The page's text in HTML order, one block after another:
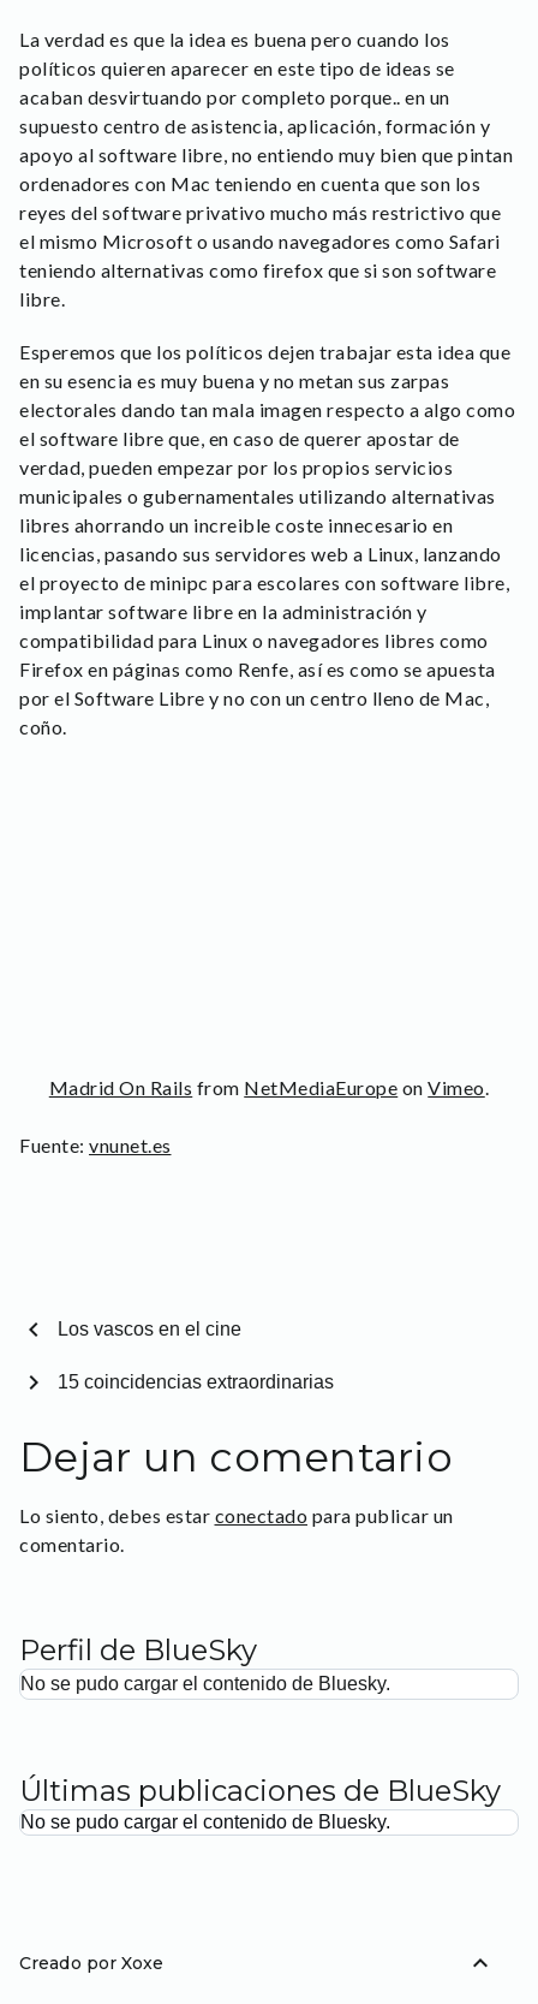
La verdad es que la idea es buena pero cuando los
políticos quieren aparecer en este tipo de ideas se
acaban desvirtuando por completo porque.. en un
supuesto centro de asistencia, aplicación, formación y
apoyo al software libre, no entiendo muy bien que pintan
ordenadores con Mac teniendo en cuenta que son los
reyes del software privativo mucho más restrictivo que
el mismo Microsoft o usando navegadores como Safari
teniendo alternativas como firefox que si son software
libre.
Esperemos que los políticos dejen trabajar esta idea que
en su esencia es muy buena y no metan sus zarpas
electorales dando tan mala imagen respecto a algo como
el software libre que, en caso de querer apostar de
verdad, pueden empezar por los propios servicios
municipales o gubernamentales utilizando alternativas
libres ahorrando un increible coste innecesario en
licencias, pasando sus servidores web a Linux, lanzando
el proyecto de minipc para escolares con software libre,
implantar software libre en la administración y
compatibilidad para Linux o navegadores libres como
Firefox en páginas como Renfe, así es como se apuesta
por el Software Libre y no con un centro lleno de Mac,
coño.
Madrid On Rails from NetMediaEurope onVimeo.
Fuente: vnunet.es
chevron_left Los vascos en el cine
15 coincidencias extraordinarias
chevron_right
Dejar un comentario
Lo siento, debes estar conectado para publicar un
comentario.
Perfil de BlueSky
No se pudo cargar el contenido de Bluesky.
Últimas publicaciones de BlueSky
No se pudo cargar el contenido de Bluesky.
Creado por Xoxe expand_less